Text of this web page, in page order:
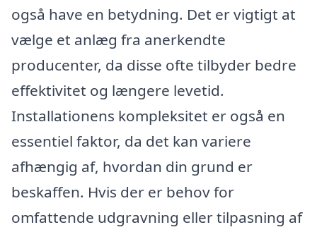
også have en betydning. Det er vigtigt at
vælge et anlæg fra anerkendte
producenter, da disse ofte tilbyder bedre
effektivitet og længere levetid.
Installationens kompleksitet er også en
essentiel faktor, da det kan variere
afhængig af, hvordan din grund er
beskaffen. Hvis der er behov for
omfattende udgravning eller tilpasning af